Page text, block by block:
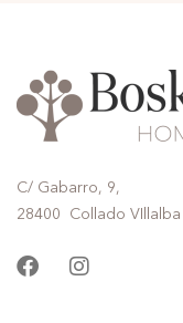
C/ Gabarro, 9,
28400 Collado